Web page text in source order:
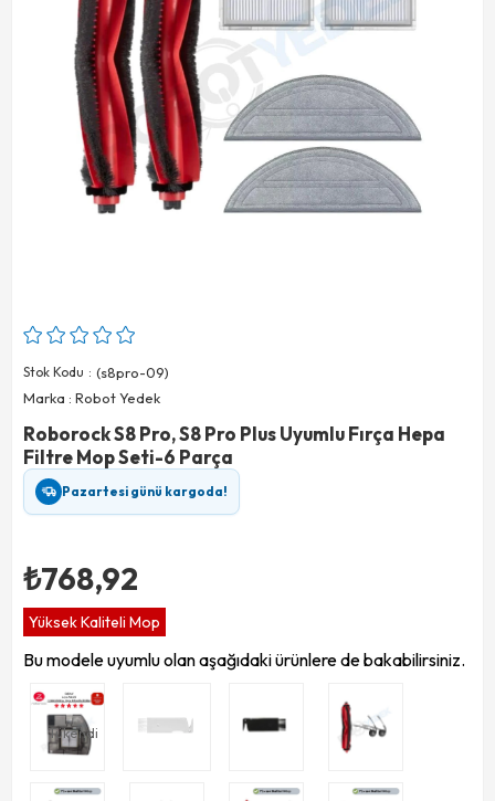
Stok Kodu
(s8pro-09)
Marka : Robot Yedek
Roborock S8 Pro, S8 Pro Plus Uyumlu Fırça Hepa
Filtre Mop Seti-6 Parça
Pazartesi günü kargoda!
₺768,92
Yüksek Kaliteli Mop
Bu modele uyumlu olan aşağıdaki ürünlere de bakabilirsiniz.
Tükendi